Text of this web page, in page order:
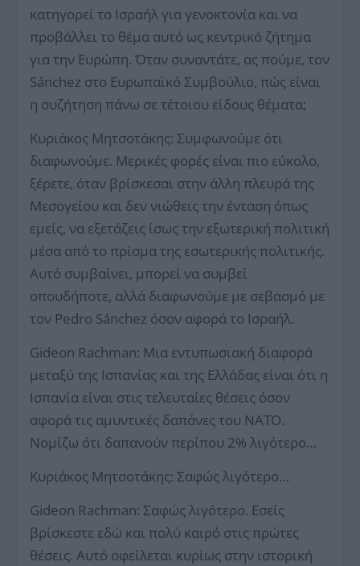
κατηγορεί το Ισραήλ για γενοκτονία και να
προβάλλει το θέμα αυτό ως κεντρικό ζήτημα
για την Ευρώπη. Όταν συναντάτε, ας πούμε, τον
Sánchez στο Ευρωπαϊκό Συμβούλιο, πώς είναι
η συζήτηση πάνω σε τέτοιου είδους θέματα;
Κυριάκος Μητσοτάκης: Συμφωνούμε ότι
διαφωνούμε. Μερικές φορές είναι πιο εύκολο,
ξέρετε, όταν βρίσκεσαι στην άλλη πλευρά της
Μεσογείου και δεν νιώθεις την ένταση όπως
εμείς, να εξετάζεις ίσως την εξωτερική πολιτική
μέσα από το πρίσμα της εσωτερικής πολιτικής.
Αυτό συμβαίνει, μπορεί να συμβεί
οπουδήποτε, αλλά διαφωνούμε με σεβασμό με
τον Pedro Sánchez όσον αφορά το Ισραήλ.
Gideon Rachman: Μια εντυπωσιακή διαφορά
μεταξύ της Ισπανίας και της Ελλάδας είναι ότι η
Ισπανία είναι στις τελευταίες θέσεις όσον
αφορά τις αμυντικές δαπάνες του ΝΑΤΟ.
Νομίζω ότι δαπανούν περίπου 2% λιγότερο…
Κυριάκος Μητσοτάκης: Σαφώς λιγότερο…
Gideon Rachman: Σαφώς λιγότερο. Εσείς
βρίσκεστε εδώ και πολύ καιρό στις πρώτες
θέσεις. Αυτό οφείλεται κυρίως στην ιστορική